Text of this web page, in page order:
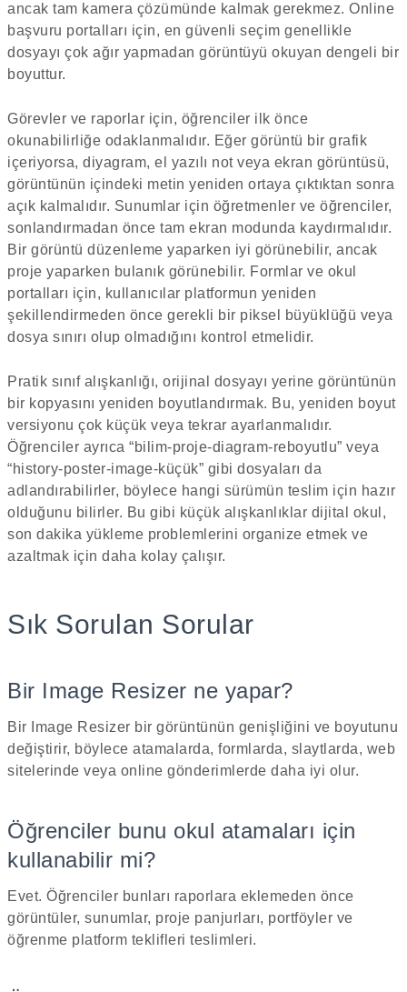
ancak tam kamera çözümünde kalmak gerekmez. Online
başvuru portalları için, en güvenli seçim genellikle
dosyayı çok ağır yapmadan görüntüyü okuyan dengeli bir
boyuttur.
Görevler ve raporlar için, öğrenciler ilk önce
okunabilirliğe odaklanmalıdır. Eğer görüntü bir grafik
içeriyorsa, diyagram, el yazılı not veya ekran görüntüsü,
görüntünün içindeki metin yeniden ortaya çıktıktan sonra
açık kalmalıdır. Sunumlar için öğretmenler ve öğrenciler,
sonlandırmadan önce tam ekran modunda kaydırmalıdır.
Bir görüntü düzenleme yaparken iyi görünebilir, ancak
proje yaparken bulanık görünebilir. Formlar ve okul
portalları için, kullanıcılar platformun yeniden
şekillendirmeden önce gerekli bir piksel büyüklüğü veya
dosya sınırı olup olmadığını kontrol etmelidir.
Pratik sınıf alışkanlığı, orijinal dosyayı yerine görüntünün
bir kopyasını yeniden boyutlandırmak. Bu, yeniden boyut
versiyonu çok küçük veya tekrar ayarlanmalıdır.
Öğrenciler ayrıca “bilim-proje-diagram-reboyutlu” veya
“history-poster-image-küçük” gibi dosyaları da
adlandırabilirler, böylece hangi sürümün teslim için hazır
olduğunu bilirler. Bu gibi küçük alışkanlıklar dijital okul,
son dakika yükleme problemlerini organize etmek ve
azaltmak için daha kolay çalışır.
Sık Sorulan Sorular
Bir Image Resizer ne yapar?
Bir Image Resizer bir görüntünün genişliğini ve boyutunu
değiştirir, böylece atamalarda, formlarda, slaytlarda, web
sitelerinde veya online gönderimlerde daha iyi olur.
Öğrenciler bunu okul atamaları için
kullanabilir mi?
Evet. Öğrenciler bunları raporlara eklemeden önce
görüntüler, sunumlar, proje panjurları, portföyler ve
öğrenme platform teklifleri teslimleri.